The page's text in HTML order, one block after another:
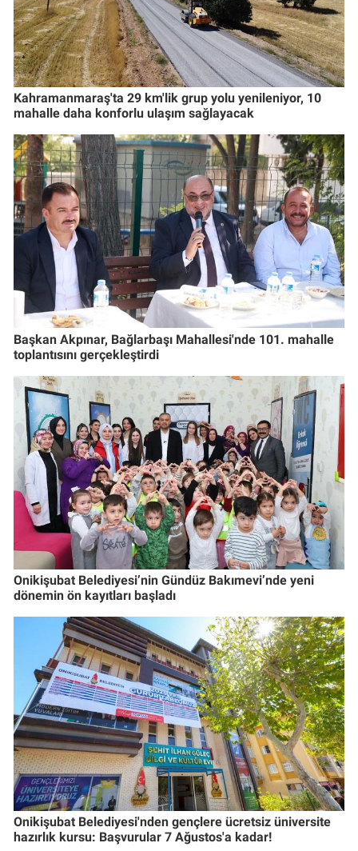
Kahramanmaraş'ta 29 km'lik grup yolu yenileniyor, 10
mahalle daha konforlu ulaşım sağlayacak
Başkan Akpınar, Bağlarbaşı Mahallesi'nde 101. mahalle
toplantısını gerçekleştirdi
Onikişubat Belediyesi’nin Gündüz Bakımevi’nde yeni
dönemin ön kayıtları başladı
Onikişubat Belediyesi'nden gençlere ücretsiz üniversite
hazırlık kursu: Başvurular 7 Ağustos'a kadar!